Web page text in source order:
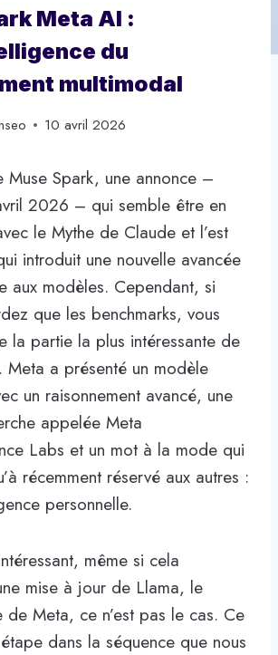
Meta AI :
du
multimodal
10 avril 2026
Muse Spark, une annonce –
2026 – qui semble être en
le Mythe de Claude et l’est
introduit une nouvelle avancée
aux modèles. Cependant, si
que les benchmarks, vous
la partie la plus intéressante de
Meta a présenté un modèle
un raisonnement avancé, une
appelée Meta
Labs et un mot à la mode qui
récemment réservé aux autres :
personnelle.
même si cela
mise à jour de Llama, le
de Meta, ce n’est pas le cas. Ce
dans la séquence que nous